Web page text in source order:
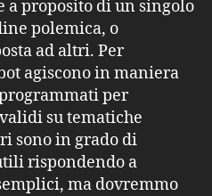
a proposito di un singolo
polemica, o
ad altri. Per
agiscono in maniera
per
su tematiche
sono in grado di
rispondendo a
ma dovremmo